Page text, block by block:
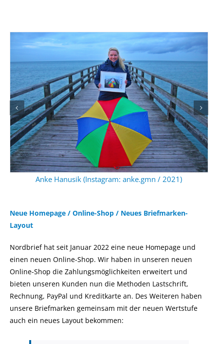
Anke Hanusik (Instagram: anke.gmn / 2021)
Neue Homepage / Online-Shop / Neues Briefmarken-
Layout
Nordbrief hat seit Januar 2022 eine neue Homepage und
einen neuen Online-Shop. Wir haben in unseren neuen
Online-Shop die Zahlungsmöglichkeiten erweitert und
bieten unseren Kunden nun die Methoden Lastschrift,
Rechnung, PayPal und Kreditkarte an. Des Weiteren haben
unsere Briefmarken gemeinsam mit der neuen Wertstufe
auch ein neues Layout bekommen: